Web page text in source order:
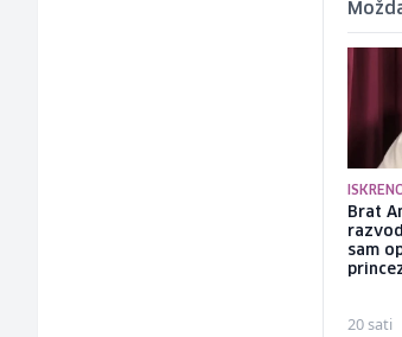
Brat
sam
20 sati